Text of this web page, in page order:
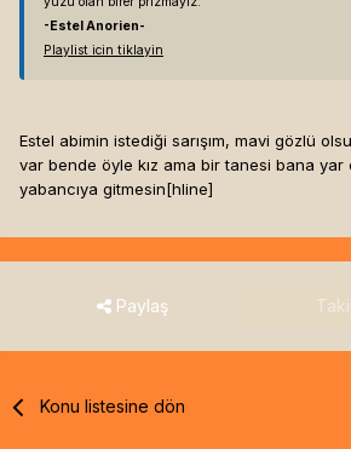
-Estel Anorien-
Playlist icin tiklayin
Estel abimin istediği sarışım, mavi gözlü
var bende öyle kız ama bir tanesi bana yar
yabancıya gitmesin[hline]
Paylaş
Konu listesine dön